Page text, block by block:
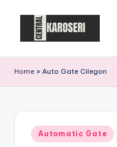
e
n
t
Home » Auto Gate Cilegon
Posted
in
Automatic Gate